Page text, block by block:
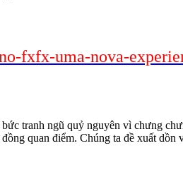
fxfx-uma-nova-
tranh ngũ quỷ nguyên vì chưng
quan điểm. Chúng ta đề xuất dồn